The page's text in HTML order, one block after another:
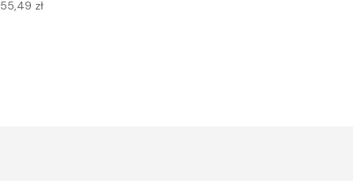
55,49 złZakres